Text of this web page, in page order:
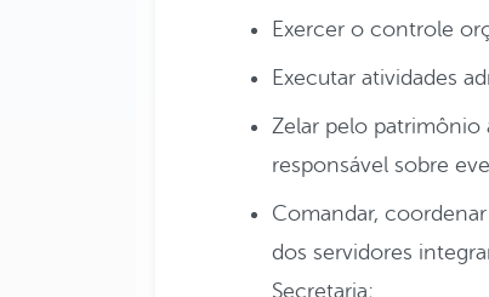
Exercer o controle
Executar atividades
Zelar pelo
responsável sobre
Comandar,
dos servidores
Secretaria;